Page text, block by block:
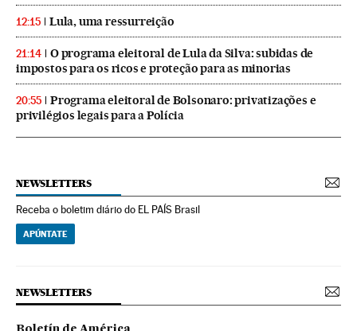
12:15 Lula, uma ressurreição
21:14
O programa eleitoral de Lula da Silva: subidas de
impostos para os ricos e proteção para as minorias
20:55
Programa eleitoral de Bolsonaro: privatizações e
privilégios legais para a Polícia
NEWSLETTERS
Receba o boletim diário do EL PAÍS Brasil
APÚNTATE
NEWSLETTERS